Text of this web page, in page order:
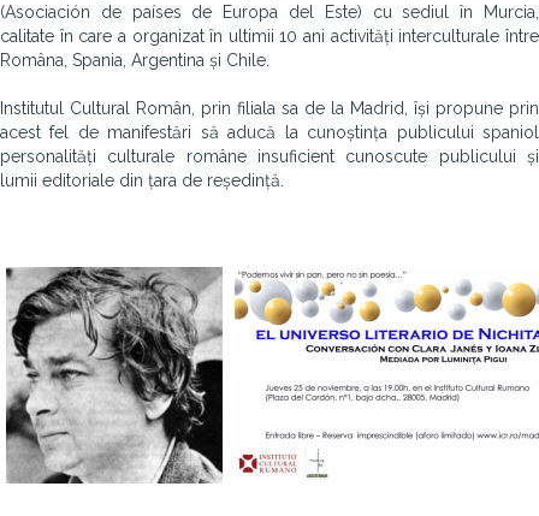
(Asociación de países de Europa del Este) cu sediul în Murcia,
calitate în care a organizat în ultimii 10 ani activități interculturale între
Româna, Spania, Argentina și Chile.
Institutul Cultural Român, prin filiala sa de la Madrid, își propune prin
acest fel de manifestări să aducă la cunoștința publicului spaniol
personalități culturale române insuficient cunoscute publicului și
lumii editoriale din țara de reședință.